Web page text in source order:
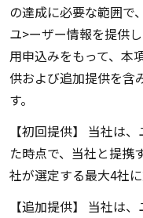
の達成に必要な範囲で
ユ>ーザー情報を提供
用申込みをもって、本
供および追加提供を含
す。
【初回提供】 当社は
た時点で、当社と提携
社が選定する最大4社
【追加提供】 当社は